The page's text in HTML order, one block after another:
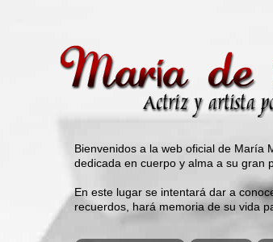
Bienvenidos a la web oficial de María
dedicada en cuerpo y alma a su gran
En este lugar se intentará dar a
recuerdos, hará memoria de su vida